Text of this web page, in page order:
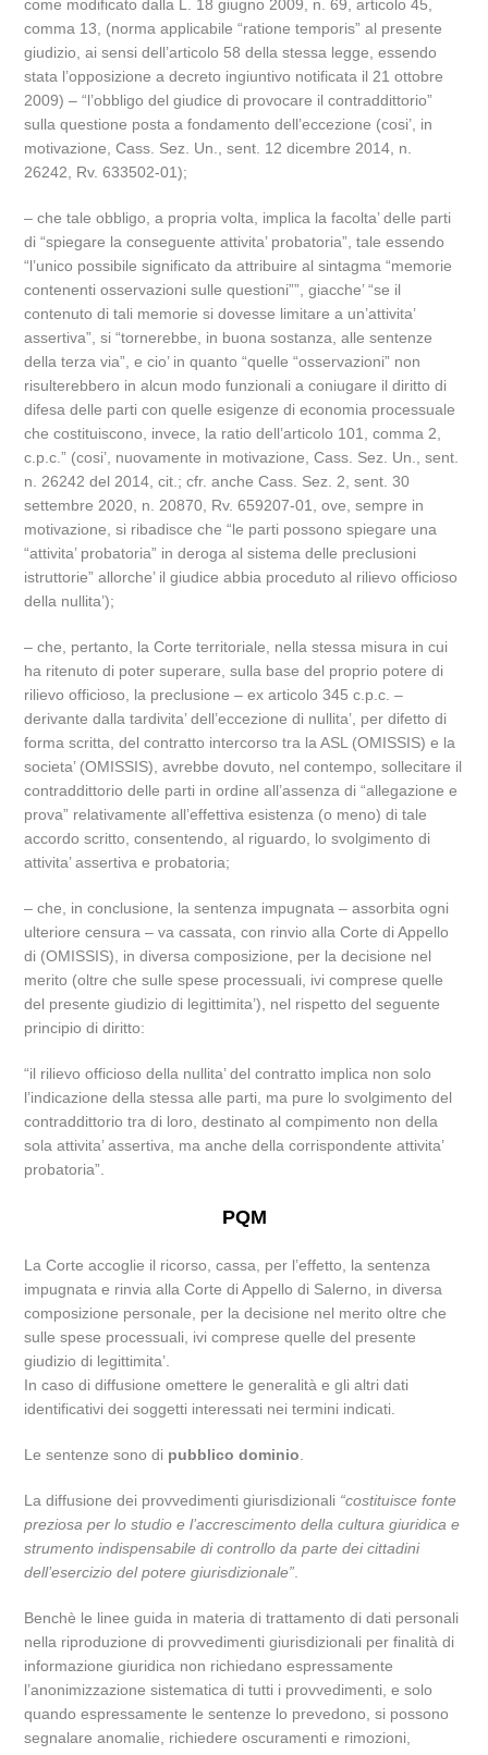
come modificato dalla L. 18 giugno 2009, n. 69, articolo 45,
comma 13, (norma applicabile “ratione temporis” al presente
giudizio, ai sensi dell’articolo 58 della stessa legge, essendo
stata l’opposizione a decreto ingiuntivo notificata il 21 ottobre
2009) – “l’obbligo del giudice di provocare il contraddittorio”
sulla questione posta a fondamento dell’eccezione (cosi’, in
motivazione, Cass. Sez. Un., sent. 12 dicembre 2014, n.
26242, Rv. 633502-01);
– che tale obbligo, a propria volta, implica la facolta’ delle parti
di “spiegare la conseguente attivita’ probatoria”, tale essendo
“l’unico possibile significato da attribuire al sintagma “memorie
contenenti osservazioni sulle questioni””, giacche’ “se il
contenuto di tali memorie si dovesse limitare a un’attivita’
assertiva”, si “tornerebbe, in buona sostanza, alle sentenze
della terza via”, e cio’ in quanto “quelle “osservazioni” non
risulterebbero in alcun modo funzionali a coniugare il diritto di
difesa delle parti con quelle esigenze di economia processuale
che costituiscono, invece, la ratio dell’articolo 101, comma 2,
c.p.c.” (cosi’, nuovamente in motivazione, Cass. Sez. Un., sent.
n. 26242 del 2014, cit.; cfr. anche Cass. Sez. 2, sent. 30
settembre 2020, n. 20870, Rv. 659207-01, ove, sempre in
motivazione, si ribadisce che “le parti possono spiegare una
“attivita’ probatoria” in deroga al sistema delle preclusioni
istruttorie” allorche’ il giudice abbia proceduto al rilievo officioso
della nullita’);
– che, pertanto, la Corte territoriale, nella stessa misura in cui
ha ritenuto di poter superare, sulla base del proprio potere di
rilievo officioso, la preclusione – ex articolo 345 c.p.c. –
derivante dalla tardivita’ dell’eccezione di nullita’, per difetto di
forma scritta, del contratto intercorso tra la ASL (OMISSIS) e la
societa’ (OMISSIS), avrebbe dovuto, nel contempo, sollecitare il
contraddittorio delle parti in ordine all’assenza di “allegazione e
prova” relativamente all’effettiva esistenza (o meno) di tale
accordo scritto, consentendo, al riguardo, lo svolgimento di
attivita’ assertiva e probatoria;
– che, in conclusione, la sentenza impugnata – assorbita ogni
ulteriore censura – va cassata, con rinvio alla Corte di Appello
di (OMISSIS), in diversa composizione, per la decisione nel
merito (oltre che sulle spese processuali, ivi comprese quelle
del presente giudizio di legittimita’), nel rispetto del seguente
principio di diritto:
“il rilievo officioso della nullita’ del contratto implica non solo
l’indicazione della stessa alle parti, ma pure lo svolgimento del
contraddittorio tra di loro, destinato al compimento non della
sola attivita’ assertiva, ma anche della corrispondente attivita’
probatoria”.
PQM
La Corte accoglie il ricorso, cassa, per l’effetto, la sentenza
impugnata e rinvia alla Corte di Appello di Salerno, in diversa
composizione personale, per la decisione nel merito oltre che
sulle spese processuali, ivi comprese quelle del presente
giudizio di legittimita’.
In caso di diffusione omettere le generalità e gli altri dati
identificativi dei soggetti interessati nei termini indicati.
Le sentenze sono di pubblico dominio
La diffusione dei provvedimenti giurisdizionali “costituisce fonte
preziosa per lo studio e l’accrescimento della cultura giuridica e
strumento indispensabile di controllo da parte dei cittadini
dell’esercizio del potere giurisdizionale”
Benchè le linee guida in materia di trattamento di dati personali
nella riproduzione di provvedimenti giurisdizionali per finalità di
informazione giuridica non richiedano espressamente
l’anonimizzazione sistematica di tutti i provvedimenti, e solo
quando espressamente le sentenze lo prevedono, si possono
segnalare anomalie, richiedere oscuramenti e rimozioni,